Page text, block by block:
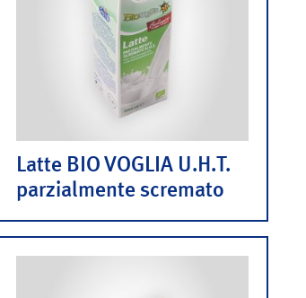
Latte BIO VOGLIA U.H.T.
parzialmente scremato